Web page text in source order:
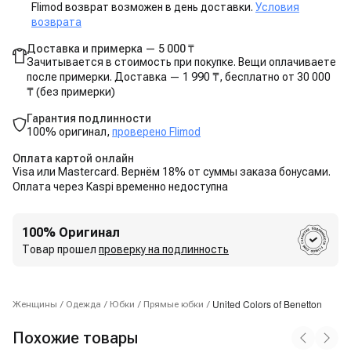
Flimod возврат возможен в день доставки. Условия
возврата
Доставка и примерка — 5 000 ₸
Зачитывается в стоимость при покупке. Вещи оплачиваете
после примерки. Доставка — 1 990 ₸, бесплатно от 30 000
₸ (без примерки)
Гарантия подлинности
100% оригинал, проверено Flimod
Оплата картой онлайн
Visa или Mastercard. Вернём 18% от суммы заказа бонусами.
Оплата через Kaspi временно недоступна
100% Оригинал
Товар прошел проверку на подлинность
Женщины / Одежда / Юбки / Прямые юбки / United Colors of Benetton
Похожие товары